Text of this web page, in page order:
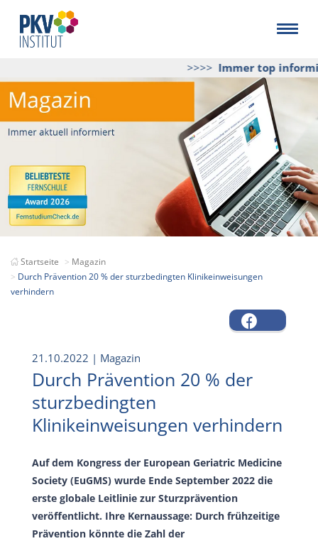
>>>>Immer top
Startseite
Magazin
Durch Prävention 20 % der sturzbedingten Klinikeinweisungen
verhindern
21.10.2022 | Magazin
Durch Prävention 20 % der
sturzbedingten
Klinikeinweisungen verhindern
Auf dem Kongress der European Geriatric Medicine
Society (EuGMS) wurde Ende September 2022 die
erste globale Leitlinie zur Sturzprävention
veröffentlicht. Ihre Kernaussage: Durch frühzeitige
Prävention könnte die Zahl der